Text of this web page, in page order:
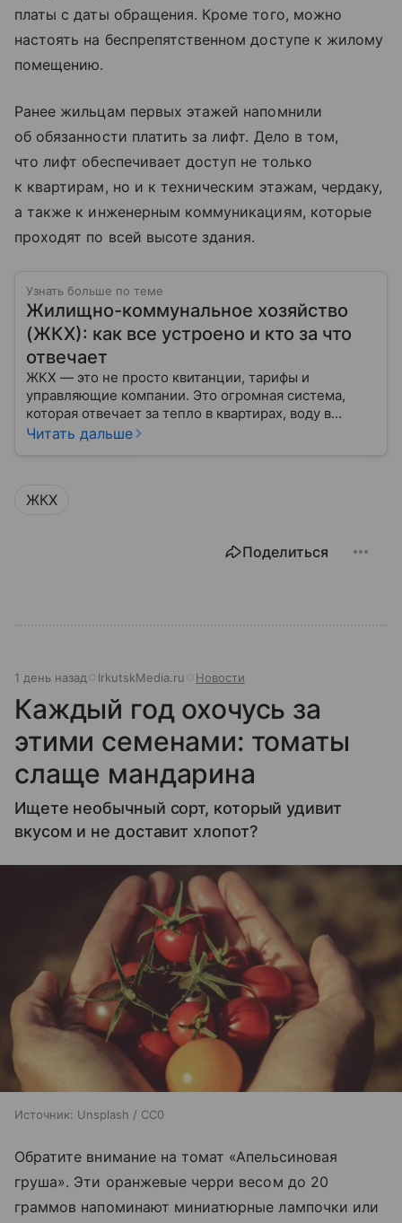
платы с даты обращения. Кроме того, можно
настоять на беспрепятственном доступе к жилому
помещению.
Ранее жильцам первых этажей напомнили
об обязанности платить за лифт. Дело в том,
что лифт обеспечивает доступ не только
к квартирам, но и к техническим этажам, чердаку,
а также к инженерным коммуникациям, которые
проходят по всей высоте здания.
Узнать больше по теме
Жилищно-коммунальное хозяйство
(ЖКХ): как все устроено и кто за что
отвечает
ЖКХ — это не просто квитанции, тарифы и
управляющие компании. Это огромная система,
которая отвечает за тепло в квартирах, воду в
кране, освещение улиц и чистоту во дворах.
Читать дальше
ЖКХ
Поделиться
1 день назад IrkutskMedia.ru Новости
Каждый год охочусь за
этими семенами: томаты
слаще мандарина
Ищете необычный сорт, который удивит
вкусом и не доставит хлопот?
Источник: Unsplash / CC0
Обратите внимание на томат «Апельсиновая
груша». Эти оранжевые черри весом до 20
граммов напоминают миниатюрные лампочки или